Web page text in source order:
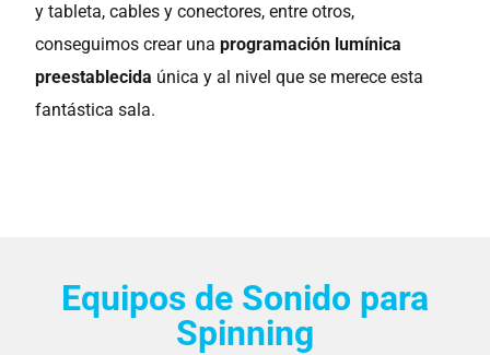
y tableta, cables y conectores, entre otros,
conseguimos crear unaprogramación lumínica
preestablecida única y al nivel que se merece esta
fantástica sala.
Equipos de Sonido para
Spinning